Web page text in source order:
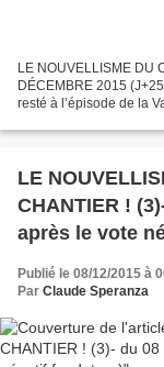
LE NOUVELLISME DU
DÉCEMBRE 2015
resté à l’épisode de la
LE
CHANTIER !
après le vote
Publié le 08/12/2015 à
Par Claude Speranza